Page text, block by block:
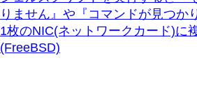
りません』や『コマンドが見つか
1枚のNIC(ネットワークカード)に
(FreeBSD)